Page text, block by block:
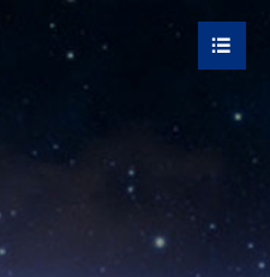

